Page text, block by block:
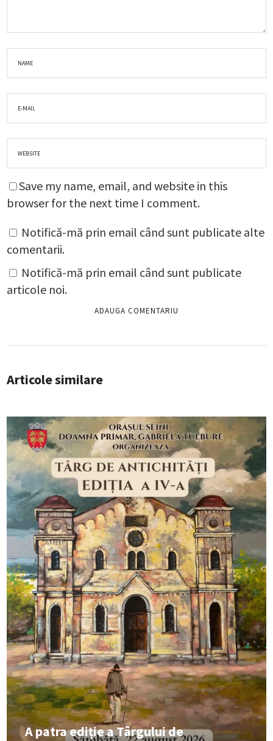
Save my name, email, and website in this
browser for the next time I comment.
Notifică-mă prin email când sunt publicate alte
comentarii.
Notifică-mă prin email când sunt publicate
articole noi.
Articole similare
A patra ediție a Târgului de